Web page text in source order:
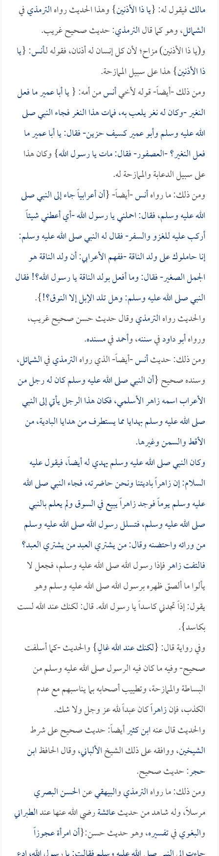
مالكفيقول له: {يا ذا الأذنين} وهذا الحديث رواهالترمذيفي
الشمائل، وهو كما قالالترمذي: حديث صحيح غريب.
و(يا ذا الأذنين) مزاح؛ لأن كل إنسان له أذنان، فقوله لـأنس: {يا
ذا الأذنين} هذا على سبيل الممازحة.
ومن ذلك -أيضاً- قوله لأخيأنسمن أمه: {ياأبا عميرما فعل
النغير -وكان له نغر يلعب به، فمات هذا النغر فجاء النبي صلى
الله عليه وسلم وأبو عميركسيف حزين- فقال: ياأبا عميرما
فعل النغير؟ -العصفور- فقال: مات يا رسول الله} وكان هذا
على سبيل الدعابة والممازحة له.
ومن ذلك: ما رواهأنس-أيضاً- {أن أعرابياً جاء إلى النبي صلى
الله عليه وسلم، فقال: احملني يا رسول الله -أي أعطني شيئاً
أركب عليه للغزو والسفر- فقال له النبي صلى الله عليه وسلم:
إنا حاملوك على ولد الناقة -ففهم الأعرابي: أن ولد الناقة هو
الجمل الصغير- فقال: وما أفعل بولد الناقة يا رسول الله؟! فقال
النبي صلى الله عليه وسلم: وهل تلد الإبل إلا النوق؟!}.
والحديث رواهالترمذيوقال حديث حسن صحيح غريب،
ورواهأبو داودفيسننه، وأحمدفيمسنده.
ومن ذلك: حديثأنس-أيضاً- الذي رواهالترمذيفيالشمائل،
وسنده صحيح {أن النبي صلى الله عليه وسلم كان له رجل من
الأعراب اسمهزاهر الأسلمي، فكان هذا الرجل يأتي إلى النبي
صلى الله عليه وسلم بهدايا مما يستطرف من هدايا البادية، من
الأقط والسمن وغيرها.
وكان النبي صلى الله عليه وسلم يهدي له أيضاً، فيقول عليه
السلام: إنزاهراًباديتنا ونحن حاضرته، فجاء النبي صلى الله
عليه وسلم يوماً فوجدزاهراًيبيع في السوق ولم يعلم بالنبي
صلى الله عليه وسلم، فتسلل رسول الله صلى الله عليه وسلم
من ورائه واحتضنه وقال: من يشتري العبد من يشتري العبد؟
فالتفتزاهرفإذا رسول الله صلى الله عليه وسلم، فجعل لا
يألوا ما ألصق ظهره برسول الله صلى الله عليه وسلم وهو
يقول: إذاً تجدني كاسداً يا رسول الله. قال: لكنك عند الله لست
بكاسد}.
وفي رواية قال: {لكنك عند الله غالٍ} والحديث -كما أسلفت
صحيح- وفيه ما كان فيه الرسول صلى الله عليه وسلم من
البساطة والممازحة، وتطييب أصحابه بما يناسبهم مع عدم
الكذب، فإنزاهراًكان عبداً لله عز وجل ولا شك.
والحديث قال عنهابن كثيرأيضاً: حديث صحيح على شرط
الشيخين، ووافقه على ذلك الشيخالألباني، وقال الحافظابن
حجر: حديث صحيح.
ومن ذلك: ما رواهالترمذيوالبيهقيعنالحسن البصري
مرسلاً، وله شاهد من حديثعائشةرضي الله عنها عندالطبراني
والبغويفيتفسيره، وهو حديث حسن:{أن امرأة عجوزاً